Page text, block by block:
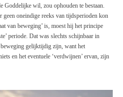
Goddelijke wil, zou ophouden te bestaan.
oneindige reeks van tijdsperioden kon
van beweging’ is, moest hij het principe
periode. Dat was slechts schijnbaar in
beweging gelijktijdig zijn, want het
en het eventuele ‘verdwijnen’ ervan, zijn